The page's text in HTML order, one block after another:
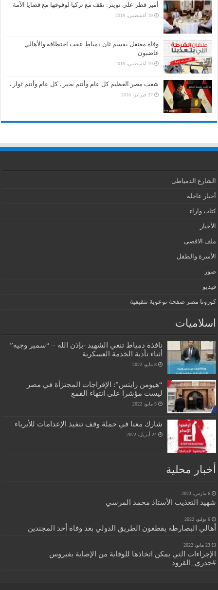
أمير قطر على تويتر: نقف مع تركيا لوقوفها مع قضايا الأمة
19 أغسطس، 2018
وفاة معتقل بقسم ثان دمياط عقب اختطافه والأهالي
غاضبون
10 أغسطس، 2016
شعب مصر العظيم كل عام وأنتم بخير ، كل عام وأنتم ثوار ،
27 فبراير، 2016
الشارع الدمياطى
أخبار عاجلة
كتاب واراء
الأخبار
ملف الاقصى
الأسرة والطفل
صور
فيديو
كورونا مصر صفحة توعوية تثقيفية
اسلاميات
نافذة دمياط تنعي الشهيد -بإذن الله – “سمير وجيه”
أثناء تأدية الخدمة العسكرية
8 مايو، 2022
“هيومن رايتس”: الإفراجات المجتزأة في مصر
ليست مؤشرا على انتهاء القمع
5 مايو، 2022
شارك معنا في حملة وقف تنفيذ الإعدامات للأبرياء
24 أبريل، 2022
أخبار محلية
6 مارس، 2023
شهيد التعذيب الأستاذ محمد المرسي
6 يوليو، 2022
أهالي البصارطة يقطعون الطريق الدولي بعد وفاة أحد المجندين
23 مايو، 2022
الإجراءات التي يمكن اتخاذها للوقاية من الإصابة بفيروس
#جدري_القرود